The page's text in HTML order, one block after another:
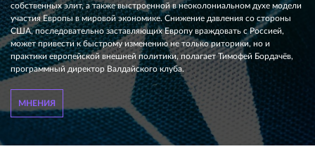
собственных элит, а также выстроенной в неоколониальном духе модели
участия Европы в мировой экономике. Снижение давления со стороны
США, последовательно заставляющих Европу враждовать с Россией,
может привести к быстрому изменению не только риторики, но и
практики европейской внешней политики, полагает Тимофей Бордачёв,
программный директор Валдайского клуба.
МНЕНИЯ